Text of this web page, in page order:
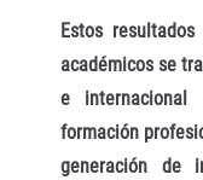
Estos
académicos se
e
formación
generación de